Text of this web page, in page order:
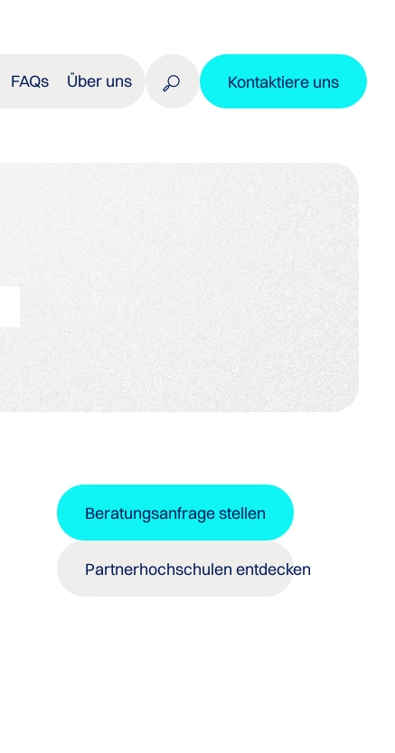
FAQs Über uns Kontaktiere uns
Beratungsanfrage stellen
Partnerhochschulen entdecken